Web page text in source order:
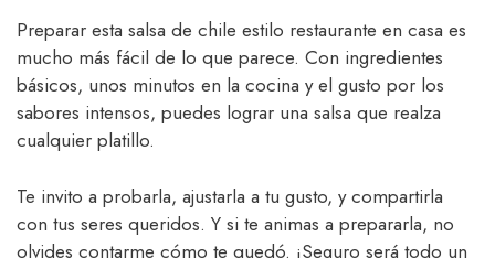
Preparar esta salsa de chile estilo restaurante en casa es
mucho más fácil de lo que parece. Con ingredientes
básicos, unos minutos en la cocina y el gusto por los
sabores intensos, puedes lograr una salsa que realza
cualquier platillo.
Te invito a probarla, ajustarla a tu gusto, y compartirla
con tus seres queridos. Y si te animas a prepararla, no
olvides contarme cómo te quedó. ¡Seguro será todo un